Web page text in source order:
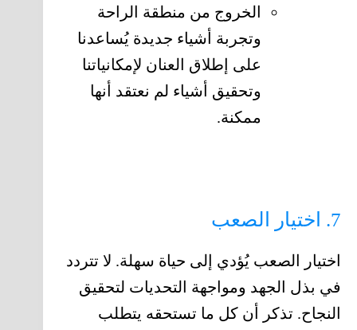
الخروج من منطقة الراحة
وتجربة أشياء جديدة يُساعدنا
على إطلاق العنان لإمكانياتنا
وتحقيق أشياء لم نعتقد أنها
ممكنة.
7. اختيار الصعب
اختيار الصعب يُؤدي إلى حياة سهلة. لا تتردد
في بذل الجهد ومواجهة التحديات لتحقيق
النجاح. تذكر أن كل ما تستحقه يتطلب